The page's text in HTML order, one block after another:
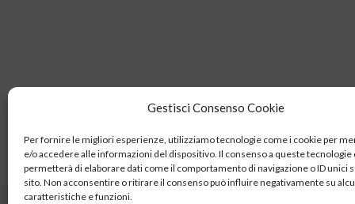
Gestisci Consenso Cookie
Per fornire le migliori esperienze, utilizziamo tecnologie come i cookie per
e/o accedere alle informazioni del dispositivo. Il consenso a queste tecnologie
permetterà di elaborare dati come il comportamento di navigazione o ID unici
sito. Non acconsentire o ritirare il consenso può influire negativamente su
caratteristiche e funzioni.